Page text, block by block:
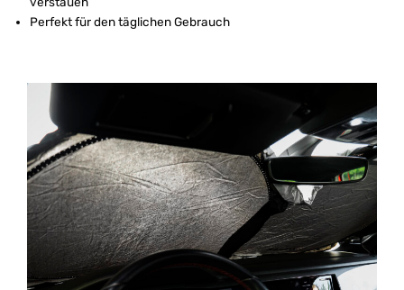
Perfekt für den täglichen Gebrauch